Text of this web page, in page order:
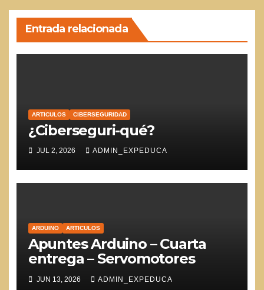
Entrada relacionada
ARTICULOS CIBERSEGURIDAD
¿Ciberseguri-qué?
JUL 2, 2026 ADMIN_EXPEDUCA
ARDUINO ARTICULOS
Apuntes Arduino – Cuarta
entrega – Servomotores
JUN 13, 2026 ADMIN_EXPEDUCA